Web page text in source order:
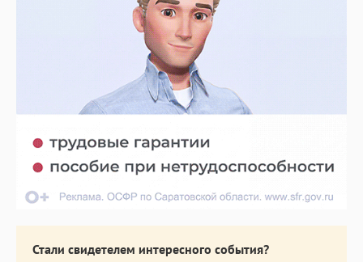
Стали свидетелем интересного события?